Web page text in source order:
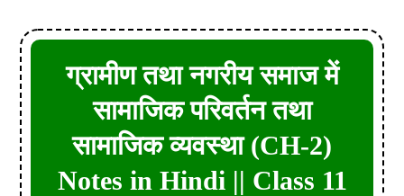
ग्रामीण तथा नगरीय समाज में
सामाजिक परिवर्तन तथा
सामाजिक व्यवस्था (CH-2)
Notes in Hindi || Class 11